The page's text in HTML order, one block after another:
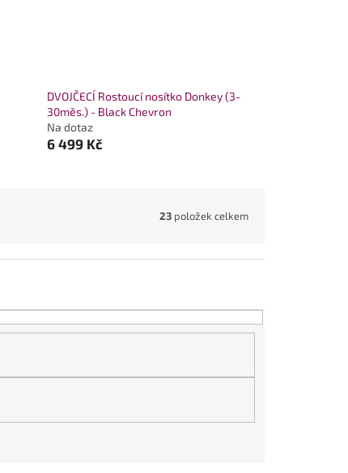
DVOJČECÍ Rostoucí nosítko Donkey (3-
30měs.) - Black Chevron
Na dotaz
6 499 Kč
23 položek celkem